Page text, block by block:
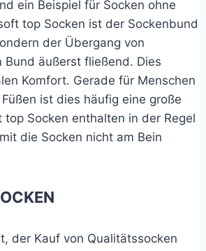
ein Beispiel für Socken ohne
top Socken ist der Sockenbund
der Übergang von
Bund äußerst fließend. Dies
Komfort. Gerade für Menschen
ist dies häufig eine große
top Socken enthalten in der Regel
die Socken nicht am Bein
der Kauf von Qualitätssocken